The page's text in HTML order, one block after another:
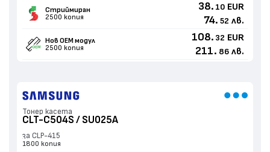
Стриймиран
2500 копия
38. 10 EUR
74. 52 лв.
Нов ОЕМ модул
2500 копия
108. 32 EUR
211. 86 лв.
Тонер касета
CLT-C504S / SU025A
за CLP-415
1800 копия